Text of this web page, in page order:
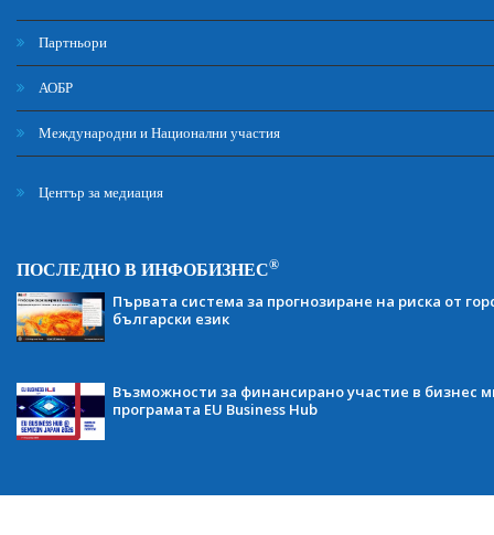
Партньори
АОБР
Международни и Национални участия
Център за медиация
ПОСЛЕДНО В ИНФОБИЗНЕС®
Първата система за прогнозиране на риска от
български език
Възможности за финансирано участие в бизнес
програмата EU Business Hub